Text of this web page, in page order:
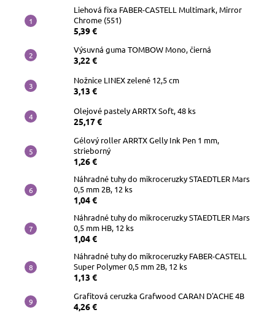
Liehová fixa FABER-CASTELL Multimark, Mirror
Chrome (551)
5,39 €
Výsuvná guma TOMBOW Mono, čierná
3,22 €
Nožnice LINEX zelené 12,5 cm
3,13 €
Olejové pastely ARRTX Soft, 48 ks
25,17 €
Gélový roller ARRTX Gelly Ink Pen 1 mm,
strieborný
1,26 €
Náhradné tuhy do mikroceruzky STAEDTLER Mars
0,5 mm 2B, 12 ks
1,04 €
Náhradné tuhy do mikroceruzky STAEDTLER Mars
0,5 mm HB, 12 ks
1,04 €
Náhradné tuhy do mikroceruzky FABER-CASTELL
Super Polymer 0,5 mm 2B, 12 ks
1,13 €
Grafitová ceruzka Grafwood CARAN D'ACHE 4B
4,26 €